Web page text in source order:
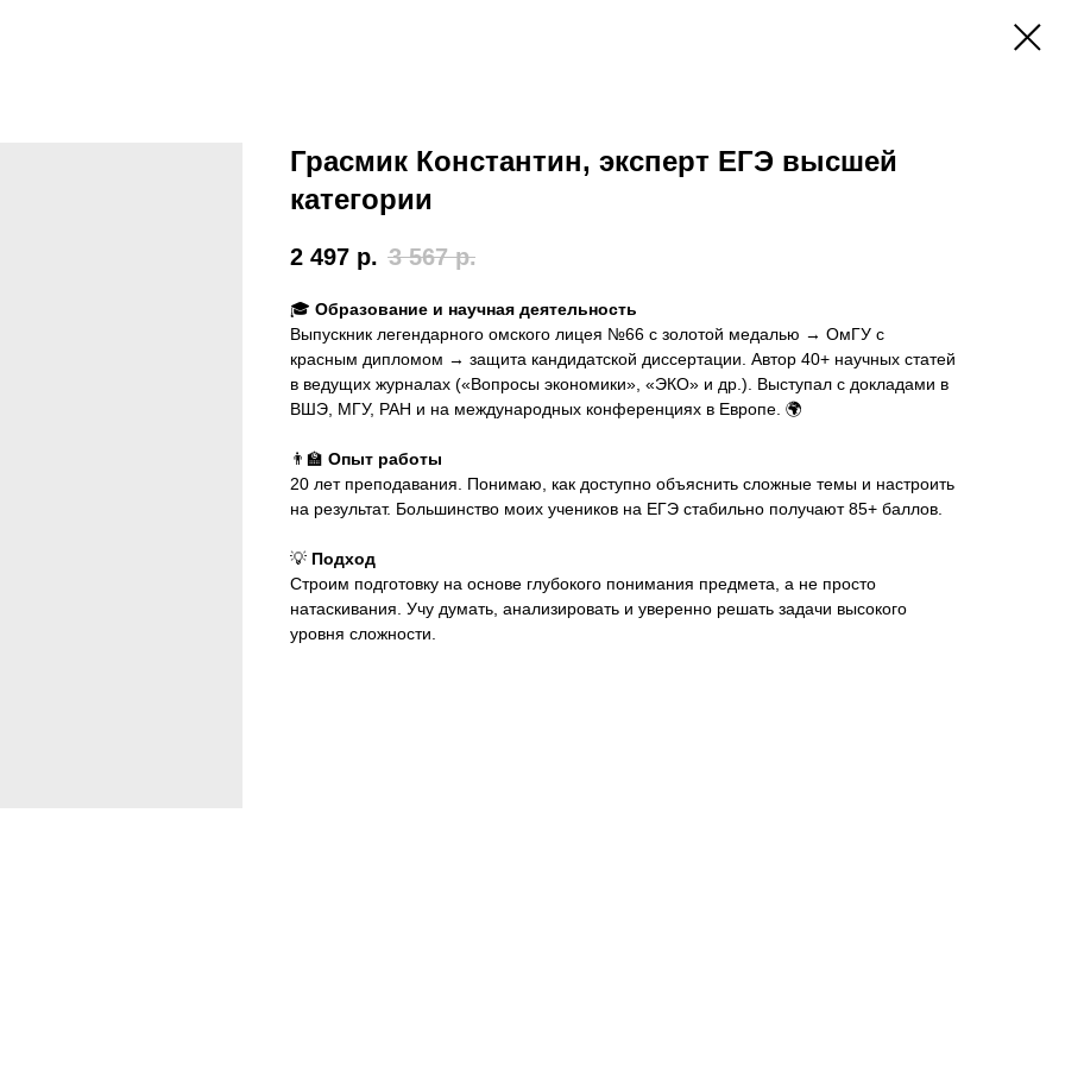
Грасмик Константин, эксперт ЕГЭ высшей
категории
2 497 р. 3 567 р.
🎓 Образование и научная деятельность
Выпускник легендарного омского лицея №66 с золотой медалью → ОмГУ с
красным дипломом → защита кандидатской диссертации. Автор 40+ научных статей
в ведущих журналах («Вопросы экономики», «ЭКО» и др.). Выступал с докладами в
ВШЭ, МГУ, РАН и на международных конференциях в Европе. 🌍
👨‍🏫 Опыт работы
20 лет преподавания. Понимаю, как доступно объяснить сложные темы и настроить
на результат. Большинство моих учеников на ЕГЭ стабильно получают 85+ баллов.
💡 Подход
Строим подготовку на основе глубокого понимания предмета, а не просто
натаскивания. Учу думать, анализировать и уверенно решать задачи высокого
уровня сложности.